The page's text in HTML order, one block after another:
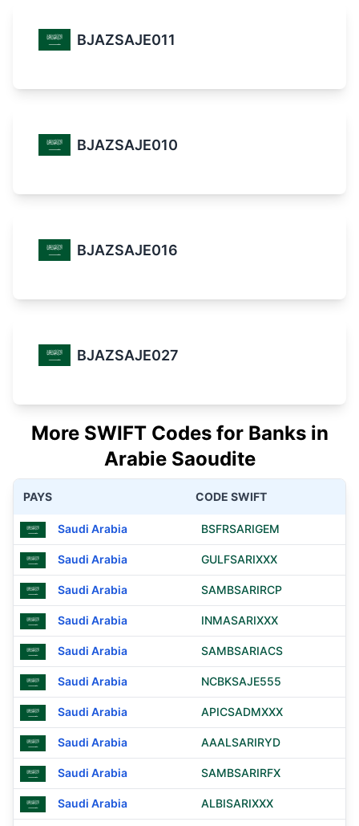
BJAZSAJE011
BJAZSAJE010
BJAZSAJE016
BJAZSAJE027
More SWIFT Codes for Banks in
Arabie Saoudite
PAYS CODE SWIFT
Saudi Arabia BSFRSARIGEM
Saudi Arabia GULFSARIXXX
Saudi Arabia SAMBSARIRCP
Saudi Arabia INMASARIXXX
Saudi Arabia SAMBSARIACS
Saudi Arabia NCBKSAJE555
Saudi Arabia APICSADMXXX
Saudi Arabia AAALSARIRYD
Saudi Arabia SAMBSARIRFX
Saudi Arabia ALBISARIXXX